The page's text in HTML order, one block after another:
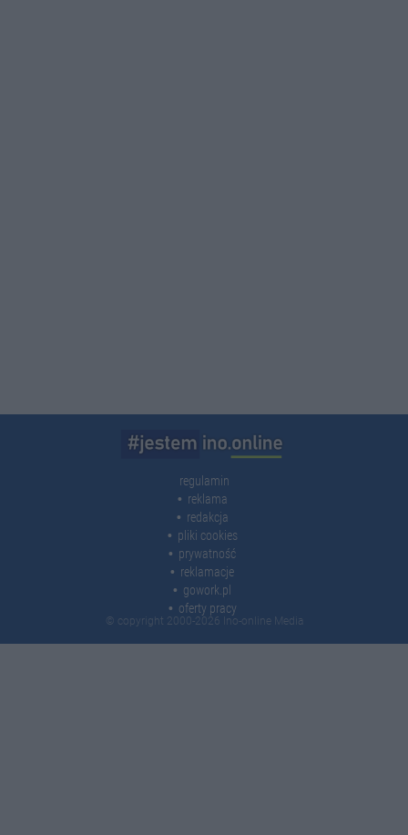
regulamin
reklama
redakcja
pliki cookies
prywatność
reklamacje
gowork.pl
oferty pracy
© copyright 2000-2026 Ino-online Media